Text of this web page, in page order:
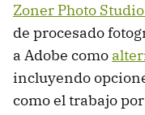
Zoner Photo
de procesado
a Adobe como
incluyendo
como el trabajo